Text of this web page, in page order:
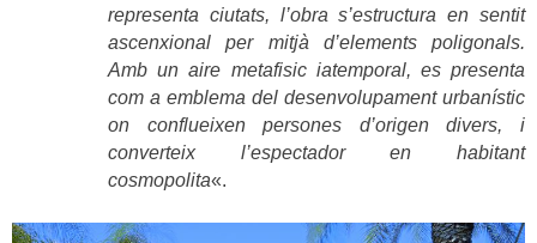
representa ciutats, l’obra s’estructura en sentit
ascenxional per mitjà d’elements poligonals.
Amb un aire metafisic iatemporal, es presenta
com a emblema del desenvolupament urbanístic
on conflueixen persones d’origen divers, i
converteix l’espectador en habitant
cosmopolita«.